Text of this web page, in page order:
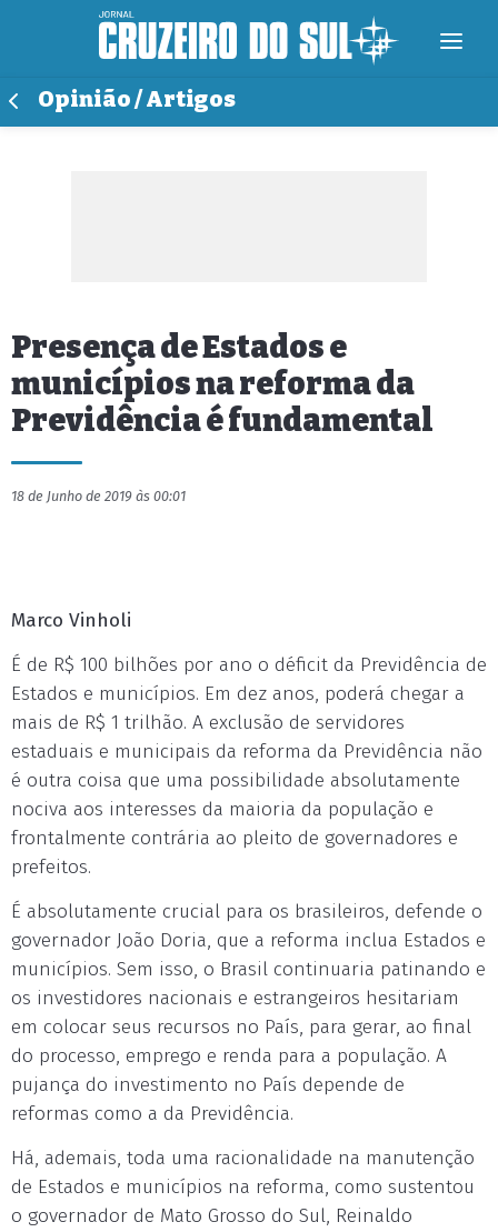
Opinião / Artigos
Presença de Estados e
municípios na reforma da
Previdência é fundamental
18 de Junho de 2019 às 00:01
Marco Vinholi
É de R$ 100 bilhões por ano o déficit da Previdência de
Estados e municípios. Em dez anos, poderá chegar a
mais de R$ 1 trilhão. A exclusão de servidores
estaduais e municipais da reforma da Previdência não
é outra coisa que uma possibilidade absolutamente
nociva aos interesses da maioria da população e
frontalmente contrária ao pleito de governadores e
prefeitos.
É absolutamente crucial para os brasileiros, defende o
governador João Doria, que a reforma inclua Estados e
municípios. Sem isso, o Brasil continuaria patinando e
os investidores nacionais e estrangeiros hesitariam
em colocar seus recursos no País, para gerar, ao final
do processo, emprego e renda para a população. A
pujança do investimento no País depende de
reformas como a da Previdência.
Há, ademais, toda uma racionalidade na manutenção
de Estados e municípios na reforma, como sustentou
o governador de Mato Grosso do Sul, Reinaldo